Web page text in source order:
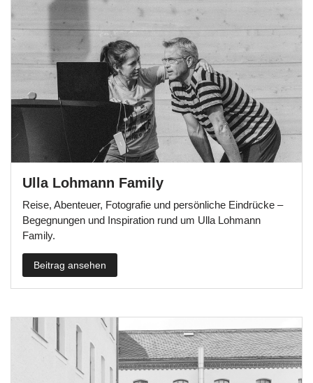
Ulla Lohmann Family
Reise, Abenteuer, Fotografie und persönliche Eindrücke –
Begegnungen und Inspiration rund um Ulla Lohmann
Family.
Beitrag ansehen